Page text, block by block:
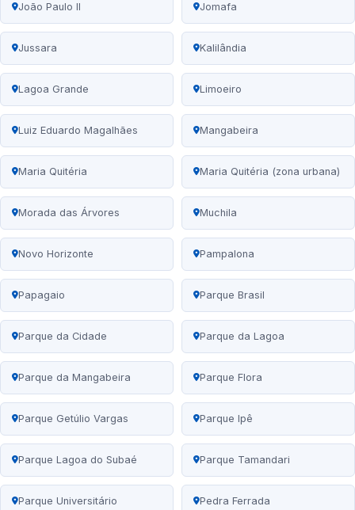
João Paulo II Jomafa
Jussara Kalilândia
Lagoa Grande Limoeiro
Luiz Eduardo Magalhães Mangabeira
Maria Quitéria Maria Quitéria (zona urbana)
Morada das Árvores Muchila
Novo Horizonte Pampalona
Papagaio Parque Brasil
Parque da Cidade Parque da Lagoa
Parque da Mangabeira Parque Flora
Parque Getúlio Vargas Parque Ipê
Parque Lagoa do Subaé Parque Tamandari
Parque Universitário Pedra Ferrada